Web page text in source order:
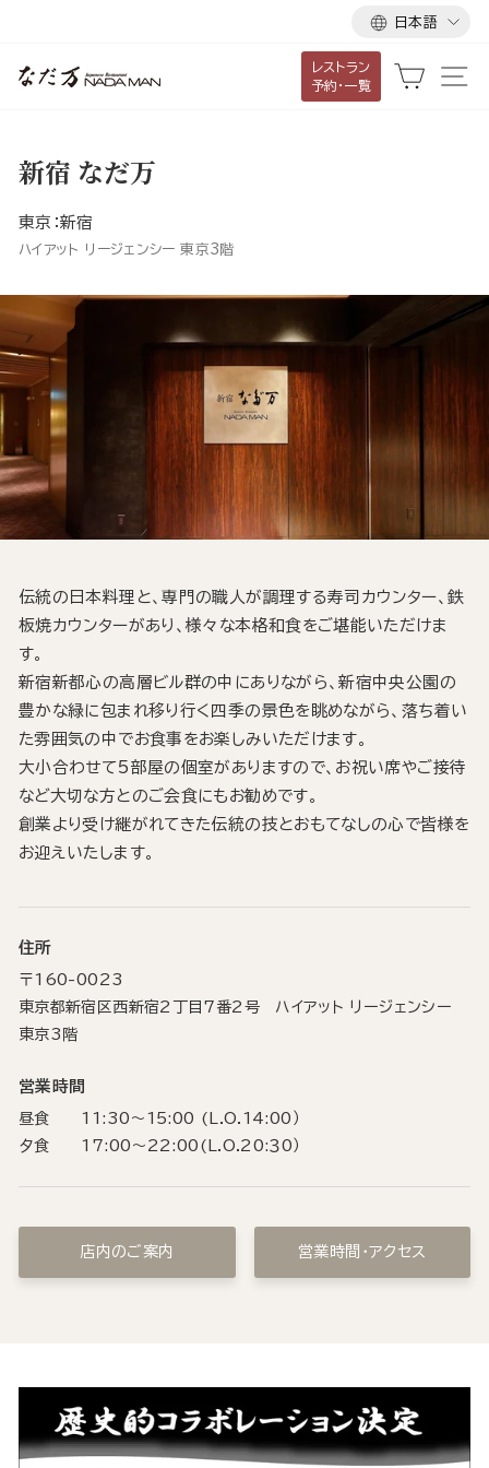
ツ
に
移
動
す
言
語
日本語
レストラン
予約・一覧
カート
新宿 なだ万
東京：新宿
ハイアット リージェンシー 東京3階
伝統の日本料理と、専門の職人が調理する寿司カウンター、鉄
板焼カウンターがあり、様々な本格和食をご堪能いただけま
す。
新宿新都心の高層ビル群の中にありながら、新宿中央公園の
豊かな緑に包まれ移り行く四季の景色を眺めながら、落ち着い
た雰囲気の中でお食事をお楽しみいただけます。
大小合わせて5部屋の個室がありますので、お祝い席やご接待
など大切な方とのご会食にもお勧めです。
創業より受け継がれてきた伝統の技とおもてなしの心で皆様を
お迎えいたします。
住所
〒160-0023
東京都新宿区西新宿2丁目7番2号 ハイアット リージェンシー
東京3階
営業時間
昼食 11:30～15:00 (L.O.14:00）
夕食 17:00～22:00(L.O.20:３0）
店内のご案内 営業時間・アクセス